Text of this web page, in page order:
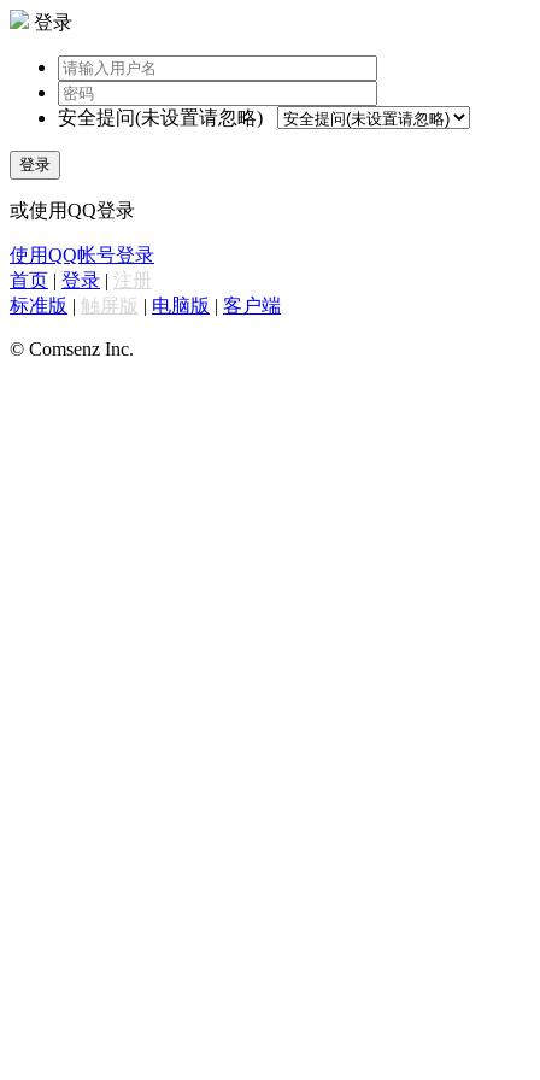
登录
安全提问(未设置请忽略)
登录
或使用QQ登录
使用QQ帐号登录
首页 | 登录 | 注册
标准版 | 触屏版 | 电脑版 | 客户端
© Comsenz Inc.